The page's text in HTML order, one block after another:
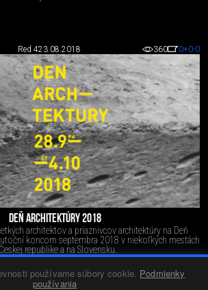
používame súbory cookie. Podmienky
používania
Red 423.08.2018 360 0+0-0
DEŇ ARCHITEKTÚRY 2018
architektov a priaznivcov architektúry na Deň
koncom septembra 2018 v niekoľkých mestách
republike a na Slovensku.